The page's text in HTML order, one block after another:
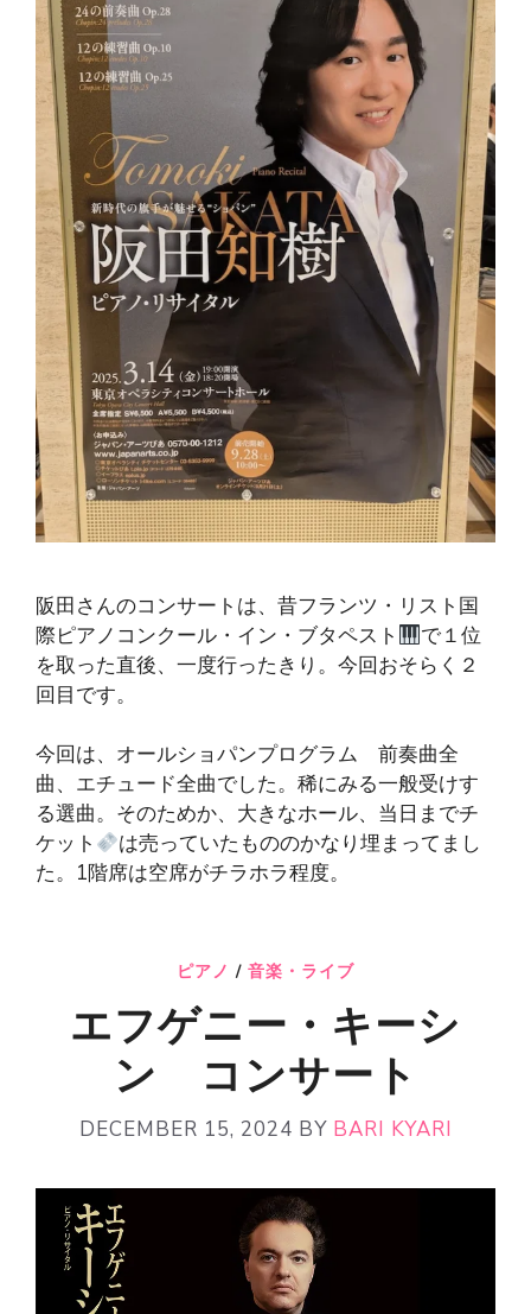
阪田さんのコンサートは、昔フランツ・リスト国
際ピアノコンクール・イン・ブタペスト
で１位
を取った直後、一度行ったきり。今回おそらく２
回目です。
今回は、オールショパンプログラム 前奏曲全
曲、エチュード全曲でした。稀にみる一般受けす
る選曲。そのためか、大きなホール、当日までチ
ケット
は売っていたもののかなり埋まってまし
た。1階席は空席がチラホラ程度。
ピアノ / 音楽・ライブ
エフゲニー・キーシ
ン コンサート
DECEMBER 15, 2024 BY BARI KYARI